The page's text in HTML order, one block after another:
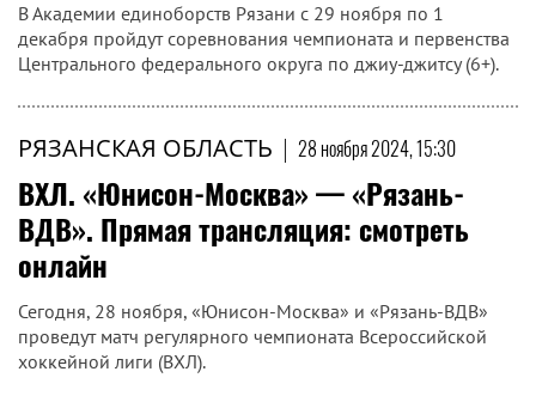
В Академии единоборств Рязани с 29 ноября по 1
декабря пройдут соревнования чемпионата и первенства
Центрального федерального округа по джиу-джитсу (6+).
РЯЗАНСКАЯ ОБЛАСТЬ | 28 ноября 2024, 15:30
ВХЛ. «Юнисон-Москва» — «Рязань-
ВДВ». Прямая трансляция: смотреть
онлайн
Сегодня, 28 ноября, «Юнисон-Москва» и «Рязань-ВДВ»
проведут матч регулярного чемпионата Всероссийской
хоккейной лиги (ВХЛ).